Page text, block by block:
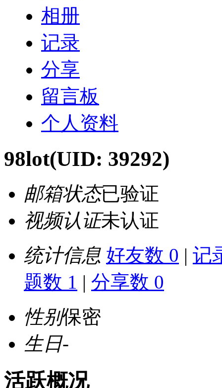
相册
记录
分享
留言板
个人资料
98lot(UID: 39292)
邮箱状态已验证
视频认证未认证
统计信息 好友数 0 | 记
题数 1 | 分享数 0
性别保密
生日-
活跃概况